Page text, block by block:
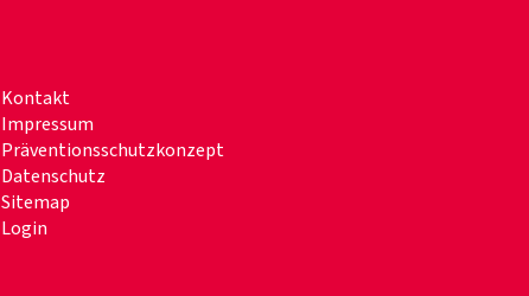
Kontakt
Impressum
Präventionsschutzkonzept
Datenschutz
Sitemap
Login